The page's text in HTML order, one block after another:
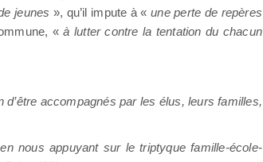
jeunes », qu’il impute à «une perte de repères
«à lutter contre la tentation du chacun
accompagnés par les élus, leurs familles,
nous appuyant sur le triptyque famille-école-